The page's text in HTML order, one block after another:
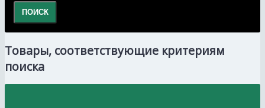
Товары, соответствующие критериям
поиска